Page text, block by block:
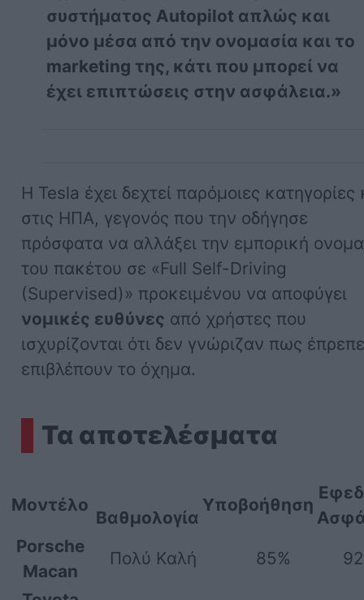
συστήματος Autopilot απλώς και
μόνο μέσα από την ονομασία και το
marketing της, κάτι που μπορεί να
έχει επιπτώσεις στην ασφάλεια.»
Η Tesla έχει δεχτεί παρόμοιες κατηγορίες
στις ΗΠΑ, γεγονός που την οδήγησε
πρόσφατα να αλλάξει την εμπορική
του πακέτου σε «Full Self-Driving
(Supervised)» προκειμένου να αποφύγει
νομικές ευθύνες από χρήστες που
ισχυρίζονται ότι δεν γνώριζαν πως
επιβλέπουν το όχημα.
Τα αποτελέσματα
Μοντέλο
Βαθμολογία
Υποβοήθηση
Porsche
Macan
Πολύ Καλή 85%